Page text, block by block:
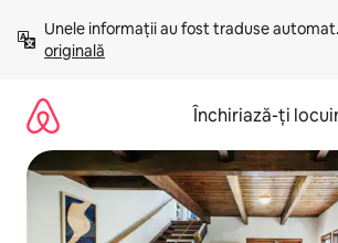
mergi
conținut
Unele informații au fost traduse automat.
originală
Închiriază-ți